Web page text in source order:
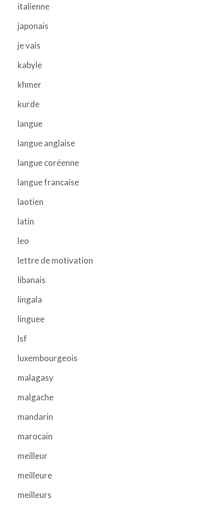
italienne
japonais
je vais
kabyle
khmer
kurde
langue
langue anglaise
langue coréenne
langue francaise
laotien
latin
leo
lettre de motivation
libanais
lingala
linguee
lsf
luxembourgeois
malagasy
malgache
mandarin
marocain
meilleur
meilleure
meilleurs